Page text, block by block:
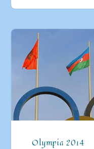
Olympia 2014